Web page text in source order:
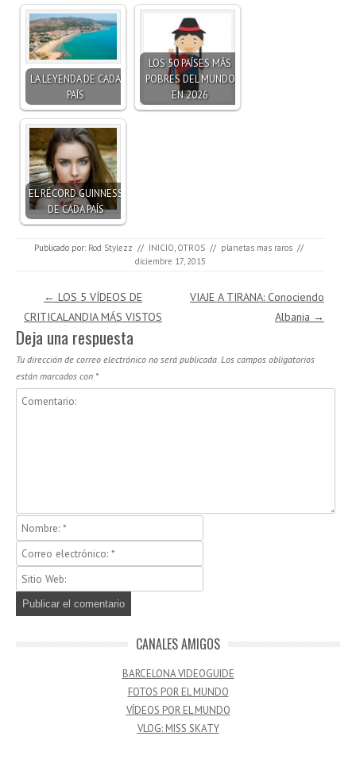
LA LEYENDA DE CADA
PAÍS
LOS 50 PAÍSES MÁS
POBRES DEL MUNDO
EN 2026
EL RÉCORD GUINNESS
DE CADA PAÍS
Publicado por: Rod Stylezz // INICIO, OTROS // planetas mas raros //
diciembre 17, 2015
Navegación de entradas
← LOS 5 VÍDEOS DE
CRITICALANDIA MÁS VISTOS
VIAJE A TIRANA: Conociendo
Albania →
Deja una respuesta
Tu dirección de correo electrónico no será publicada. Los campos obligatorios
están marcados con *
CANALES AMIGOS
BARCELONA VIDEOGUIDE
FOTOS POR EL MUNDO
VÍDEOS POR EL MUNDO
VLOG: MISS SKATY